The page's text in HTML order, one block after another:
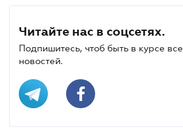
Читайте нас в соцсетях.
Подпишитесь, чтоб быть в курсе
новостей.